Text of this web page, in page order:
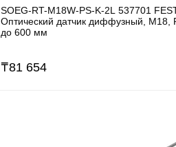
SOEG-RT-M18W-PS-K-2L 537701
Оптический датчик диффузный, M18,
до 600 мм
₸81 654